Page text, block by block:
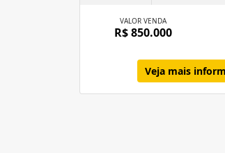
VALOR VENDA
R$ 850.000
Veja mais